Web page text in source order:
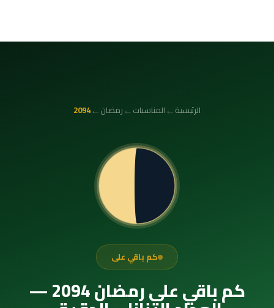
الرئيسية←المناسبات←رمضان←
2094
كم باقي على
كم باقي على رمضان 2094 —